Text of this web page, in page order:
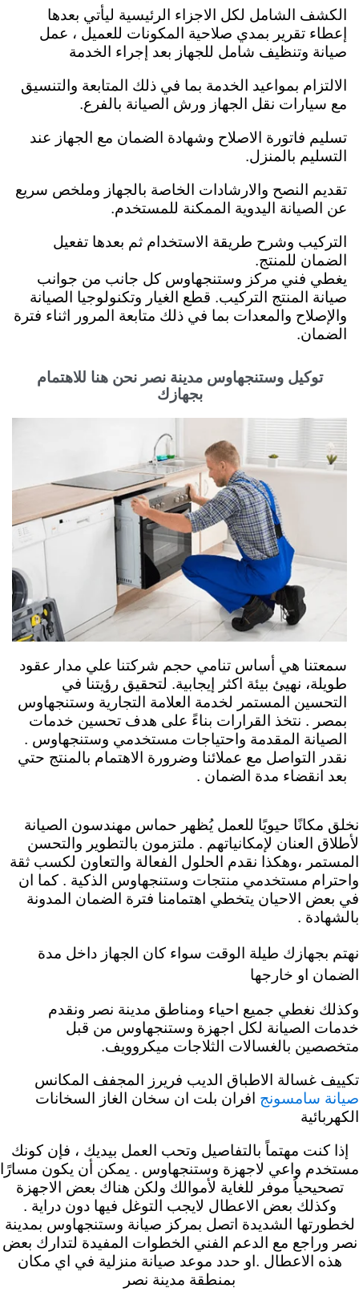
الكشف الشامل لكل الاجزاء الرئيسية ليأتي بعدها
إعطاء تقرير بمدي صلاحية المكونات للعميل ، عمل
صيانة وتنظيف شامل للجهاز بعد إجراء الخدمة
الالتزام بمواعيد الخدمة بما في ذلك المتابعة والتنسيق
مع سيارات نقل الجهاز ورش الصيانة بالفرع.
تسليم فاتورة الاصلاح وشهادة الضمان مع الجهاز عند
التسليم بالمنزل.
تقديم النصح والارشادات الخاصة بالجهاز وملخص سريع
عن الصيانة اليدوية الممكنة للمستخدم.
التركيب وشرح طريقة الاستخدام ثم بعدها تفعيل
الضمان للمنتج.
يغطي فني مركز وستنجهاوس كل جانب من جوانب
صيانة المنتج التركيب. قطع الغيار وتكنولوجيا الصيانة
والإصلاح والمعدات بما في ذلك متابعة المرور اثناء فترة
الضمان.
توكيل وستنجهاوس مدينة نصر نحن هنا للاهتمام
بجهازك
سمعتنا هي أساس تنامي حجم شركتنا علي مدار عقود
طويلة، نهيئ بيئة اكثر إيجابية. لتحقيق رؤيتنا في
التحسين المستمر لخدمة العلامة التجارية وستنجهاوس
بمصر . نتخذ القرارات بناءً على هدف تحسين خدمات
الصيانة المقدمة واحتياجات مستخدمي وستنجهاوس .
نقدر التواصل مع عملائنا وضرورة الاهتمام بالمنتج حتي
بعد انقضاء مدة الضمان .
نخلق مكانًا حيويًا للعمل يُظهر حماس مهندسون الصيانة
لأطلاق العنان لإمكانياتهم . ملتزمون بالتطوير والتحسن
المستمر ،وهكذا نقدم الحلول الفعالة والتعاون لكسب ثقة
واحترام مستخدمي منتجات وستنجهاوس الذكية . كما ان
في بعض الاحيان يتخطي اهتمامنا فترة الضمان المدونة
بالشهادة .
نهتم بجهازك طيلة الوقت سواء كان الجهاز داخل مدة
الضمان او خارجها
وكذلك نغطي جميع احياء ومناطق مدينة نصر ونقدم
خدمات الصيانة لكل اجهزة وستنجهاوس من قبل
متخصصين بالغسالات الثلاجات ميكروويف.
تكييف غسالة الاطباق الديب فريرز المجفف المكانس
صيانة سامسونج
افران بلت ان سخان الغاز السخانات
الكهربائية
إذا كنت مهتماً بالتفاصيل وتحب العمل بيديك ، فإن كونك
مستخدم واعي لاجهزة وستنجهاوس . يمكن أن يكون مسارًا
تصحيحياُ موفر للغاية لأموالك ولكن هناك بعض الاجهزة
وكذلك بعض الاعطال لايجب التوغل فيها دون دراية .
لخطورتها الشديدة اتصل بمركز صيانة وستنجهاوس بمدينة
نصر وراجع مع الدعم الفني الخطوات المفيدة لتدارك بعض
هذه الاعطال .او حدد موعد صيانة منزلية في اي مكان
بمنطقة مدينة نصر